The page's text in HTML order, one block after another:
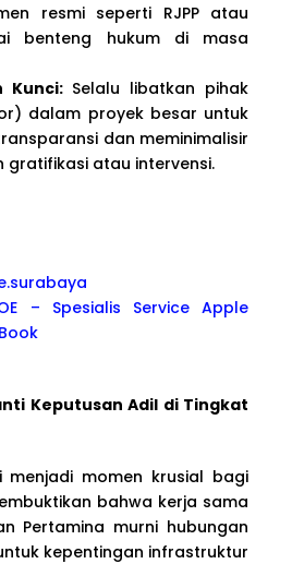
resmi seperti RJPP atau
benteng hukum di masa
Kunci:Selalu libatkan pihak
dalam proyek besar untuk
dan meminimalisir
gratifikasi atau intervensi.
– Spesialis Service Apple
Keputusan Adil di Tingkat
menjadi momen krusial bagi
bahwa kerja sama
Pertamina murni hubungan
kepentingan infrastruktur